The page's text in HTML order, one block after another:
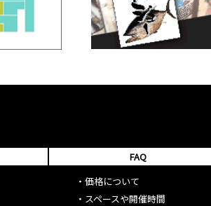
FAQ
・価格について
・ スペースや開催時間